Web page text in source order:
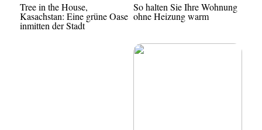
Tree in the House,
Kasachstan: Eine grüne Oase
inmitten der Stadt
So halten Sie Ihre Wohnung
ohne Heizung warm